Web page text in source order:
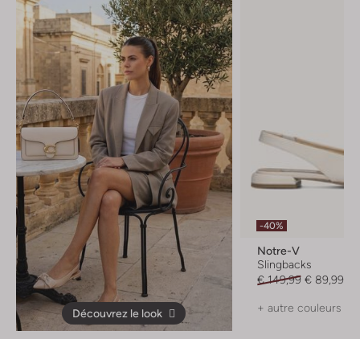
Découvrez le look
-40%
Notre-V
Slingbacks
€ 149,99 € 89,99
+ autre couleurs